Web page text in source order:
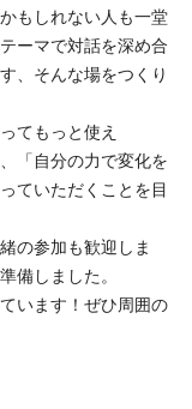
もしれない人も一堂
ーマで対話を深め合
、そんな場をつくり
てもっと使え
「自分の力で変化を
ていただくことを目
の参加も歓迎しま
備しました。
います！ぜひ周囲の